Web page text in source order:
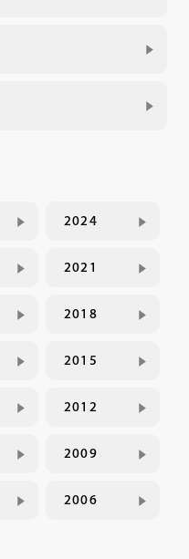
2024
2021
2018
2015
2012
2009
2006